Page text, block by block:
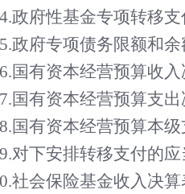
政府性基金专项转移
政府专项债务限额和
国有资本经营预算收
国有资本经营预算支
国有资本经营预算本
对下安排转移支付的
社会保险基金收入决算